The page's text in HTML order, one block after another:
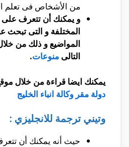
من الأشخاص فى تعلم
و يمكنك أن تتعرف على
المختلفة و التى تبحث
المواضيع و ذلك من
التالى منوعات.
يمكنك ايضا قراءة من خلال
دولة مقر وكالة انباء الخليج
وتيني ترجمة للانجليزي :
حيث أنه يمكنك أن